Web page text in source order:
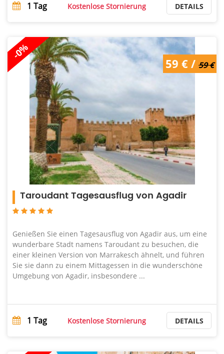
1 Tag Kostenlose Stornierung DETAILS
-0%
59 € / 59 €
59 € / 59 €
Taroudant Tagesausflug von Agadir
Genießen Sie einen Tagesausflug von Agadir aus, um eine
wunderbare Stadt namens Taroudant zu besuchen, die
einer kleinen Version von Marrakesch ähnelt, und führen
Sie sie dann zu einem Mittagessen in die wunderschöne
Umgebung von Agadir, insbesondere ...
1 Tag Kostenlose Stornierung DETAILS